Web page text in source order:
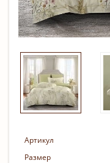
Артикул
Размер